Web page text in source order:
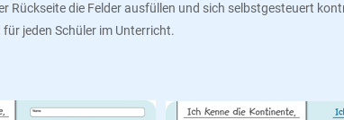
Rückseite die Felder ausfüllen und sich selbstgesteuert
jeden Schüler im Unterricht.